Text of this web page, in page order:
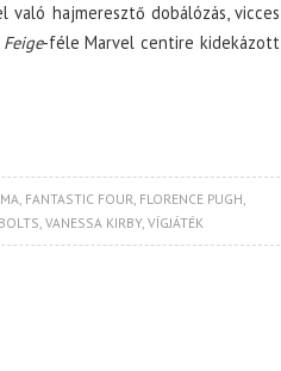
való hajmeresztő dobálózás, vicces
Feige-féle Marvel centire kidekázott
, FANTASTIC FOUR, FLORENCE PUGH,
, VANESSA KIRBY, VÍGJÁTÉK